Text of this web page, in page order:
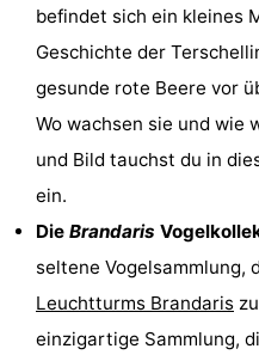
Tjermelân
Hotels
Zimmer
(mit
Frühstück)
Lastminutes
Strand
Sehen
tun
Museen
befindet sich ein kleines
Geschichte der
gesunde rote Beere vor
Wo wachsen sie und wie
und Bild tauchst du in
ein.
Die Brandaris
seltene Vogelsammlung,
Leuchtturms Brandaris
einzigartige Sammlung,